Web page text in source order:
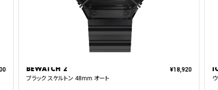
BEWATCH 2
ブラック スケルトン 48mm オート
¥18,920